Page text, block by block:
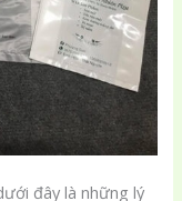
đây là những lý